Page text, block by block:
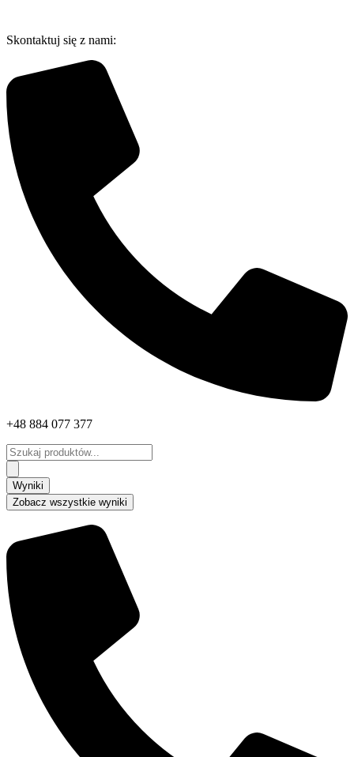
treści
Skontaktuj się z nami:
+48 884 077 377
Search
...
Wyniki
Zobacz wszystkie wyniki